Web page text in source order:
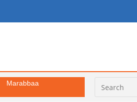
Marabbaa